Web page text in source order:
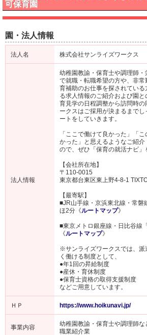
可保育園
園・法人情報
法人名 株式会社サンライズワークス
法人情報
幼稚園教諭・保育士や調理師
で就職・転職希望の方や、非
育補助のお仕事を探されてい
る求人情報のご紹介および園
育見学の日程調整から訪問時
ークスはご採用が決まるまで
ートをしていきます。
「ここで働けて良かった」「
かった」と思えるようなご紹
ので、ぜひ「保育の就活ナビ」
【会社所在地】
〒110-0015
東京都台東区東上野4-8-1
【最寄駅】
■JR山手線・京浜東北線・常磐
ほ2分《ルートマップ》
■東京メトロ銀座線・日比谷線
《ルートマップ》
※サンライズワークスでは、派
く働ける制度として、
●年1回の昇給制度
●産休・育休制度
●保育士資格の取得支援制度
などご用意しています。
ＨＰ https://www.hoikunavi.jp/
事業内容
幼稚園教諭・保育士や調理師な
職業紹介業